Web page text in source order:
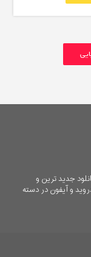
جدید ترین و
و آیفون در دسته